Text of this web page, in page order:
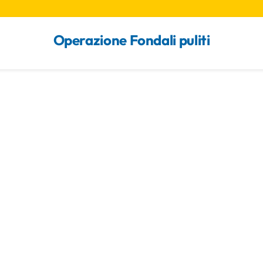
Operazione Fondali puliti